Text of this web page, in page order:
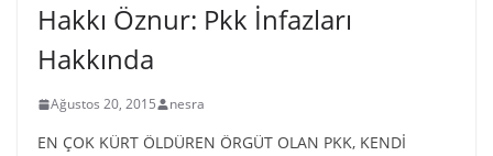
Hakkı Öznur: Pkk İnfazları
Hakkında
Ağustos 20, 2015 nesra
EN ÇOK KÜRT ÖLDÜREN ÖRGÜT OLAN PKK, KENDİ